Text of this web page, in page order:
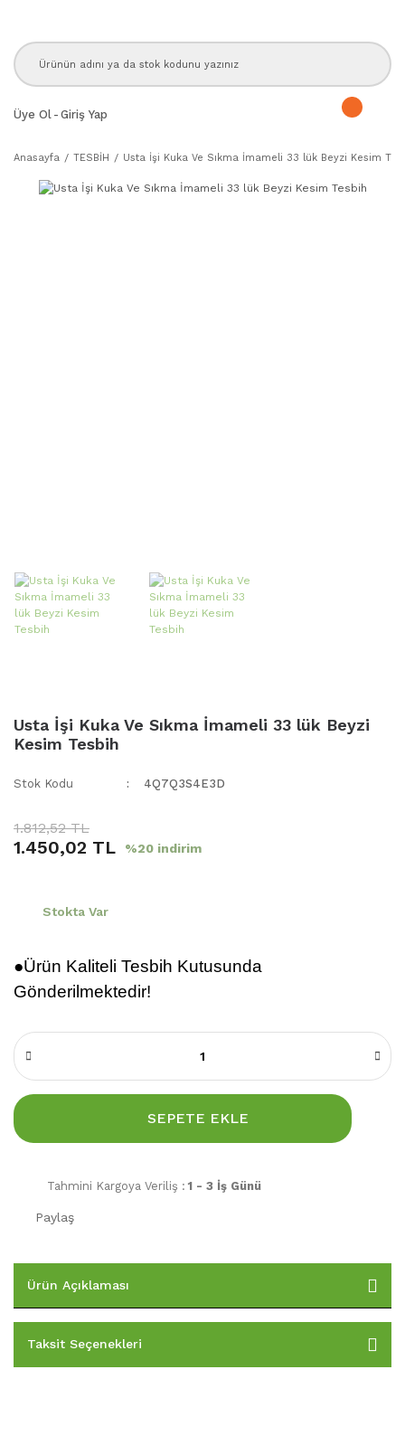
Üye Ol - Giriş Yap
Anasayfa TESBİH Usta İşi Kuka Ve Sıkma İmameli 33 lük Beyzi Kesim
Usta İşi Kuka Ve Sıkma İmameli 33 lük Beyzi
Kesim Tesbih
Stok Kodu 4Q7Q3S4E3D
1.812,52 TL
1.450,02 TL %20 indirim
Stokta Var
●Ürün Kaliteli Tesbih Kutusunda
Gönderilmektedir!
SEPETE EKLE
Tahmini Kargoya Veriliş : 1 - 3 İş Günü
Paylaş
Ürün Açıklaması
Taksit Seçenekleri